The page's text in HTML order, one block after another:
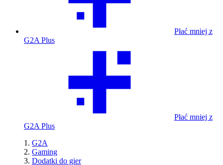
Płać mniej z
G2A Plus
Płać mniej z
G2A Plus
G2A
Gaming
Dodatki do gier